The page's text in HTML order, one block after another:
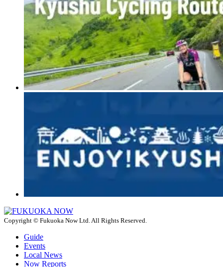
Copyright © Fukuoka Now Ltd. All Rights Reserved.
Guide
Events
Local News
Now Reports